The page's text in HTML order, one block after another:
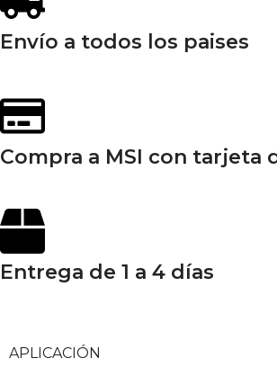
Envío a todos los paises
Compra a MSI con tarjeta
Entrega de 1 a 4 días
APLICACIÓN